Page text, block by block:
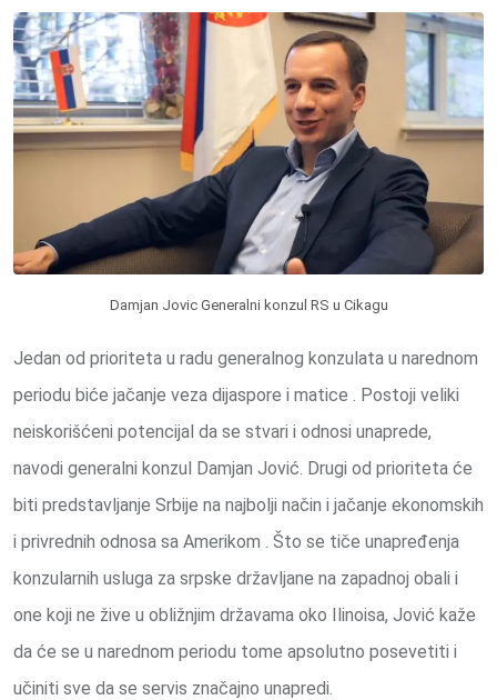
Damjan Jovic Generalni konzul RS u Cikagu
Jedan od prioriteta u radu generalnog konzulata u narednom
periodu biće jačanje veza dijaspore i matice . Postoji veliki
neiskorišćeni potencijal da se stvari i odnosi unaprede,
navodi generalni konzul Damjan Jović. Drugi od prioriteta će
biti predstavljanje Srbije na najbolji način i jačanje ekonomskih
i privrednih odnosa sa Amerikom . Što se tiče unapređenja
konzularnih usluga za srpske državljane na zapadnoj obali i
one koji ne žive u obližnjim državama oko Ilinoisa, Jović kaže
da će se u narednom periodu tome apsolutno posevetiti i
učiniti sve da se servis značajno unapredi.